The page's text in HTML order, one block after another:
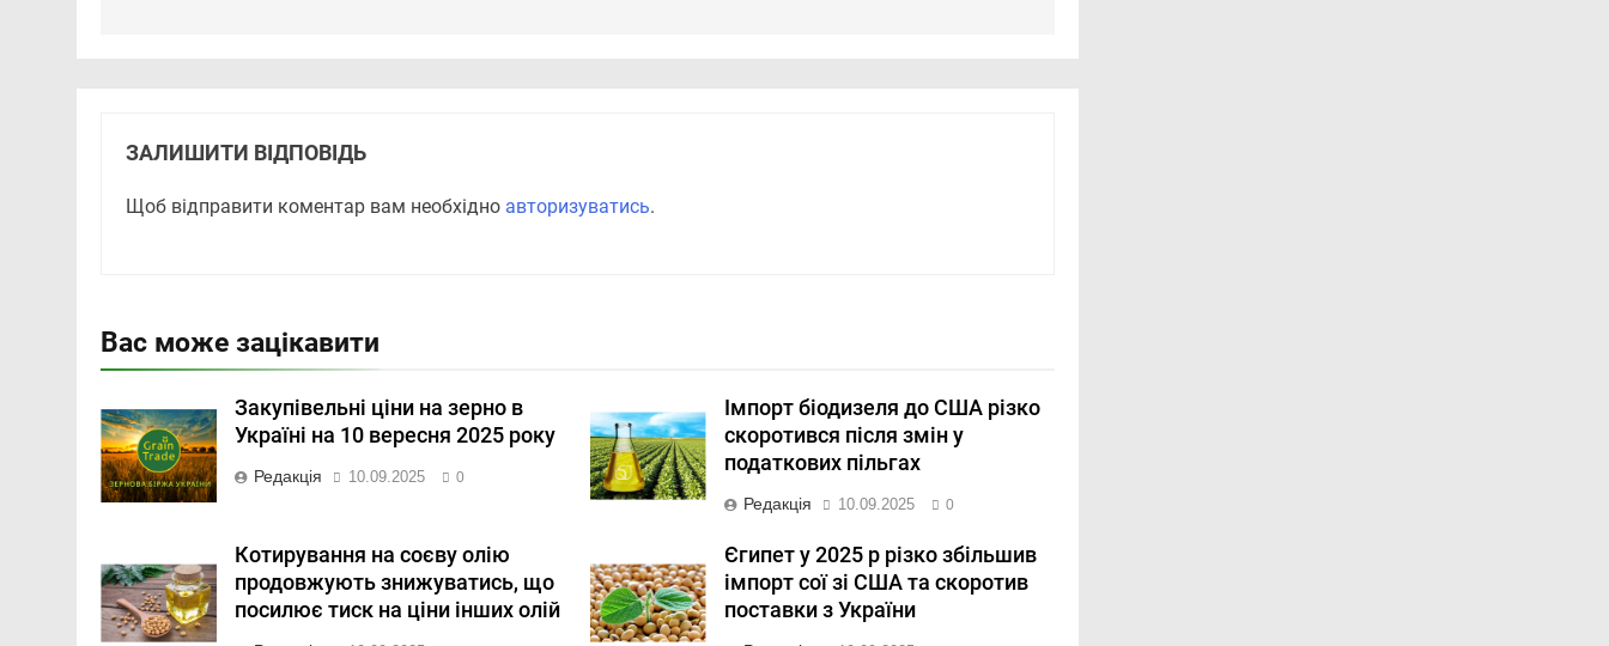
ЗАЛИШИТИ ВІДПОВІДЬ
Щоб відправити коментар вам необхідно авторизуватись.
Вас може зацікавити
Закупівельні ціни на зерно в
Україні на 10 вересня 2025 року
Редакція 10.09.2025 0
Імпорт біодизеля до США різко
скоротився після змін у
податкових пільгах
Редакція 10.09.2025 0
Котирування на соєву олію
продовжують знижуватись, що
посилює тиск на ціни інших олій
Єгипет у 2025 р різко збільшив
імпорт сої зі США та скоротив
поставки з України